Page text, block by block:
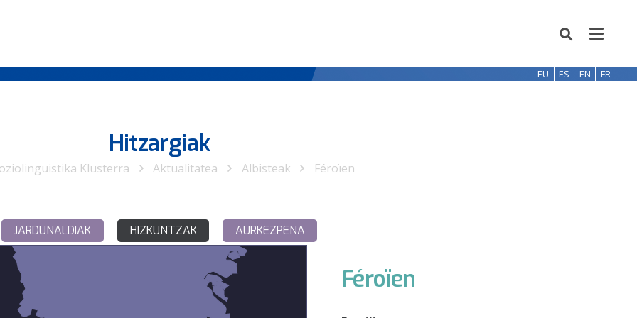
EU ES EN FR
Hitzargiak
Klusterra Aktualitatea Albisteak Féroïen
JARDUNALDIAK HIZKUNTZAK AURKEZPENA
Féroïen